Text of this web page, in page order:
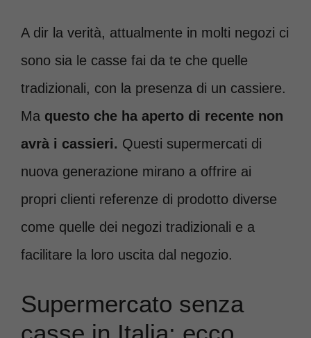
A dir la verità, attualmente in molti negozi ci
sono sia le casse fai da te che quelle
tradizionali, con la presenza di un cassiere.
Ma questo che ha aperto di recente non
avrà i cassieri. Questi supermercati di
nuova generazione mirano a offrire ai
propri clienti referenze di prodotto diverse
come quelle dei negozi tradizionali e a
facilitare la loro uscita dal negozio.
Supermercato senza
casse in Italia: ecco